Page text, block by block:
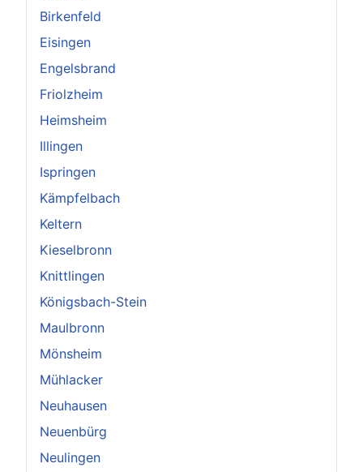
Birkenfeld
Eisingen
Engelsbrand
Friolzheim
Heimsheim
Illingen
Ispringen
Kämpfelbach
Keltern
Kieselbronn
Knittlingen
Königsbach-Stein
Maulbronn
Mönsheim
Mühlacker
Neuhausen
Neuenbürg
Neulingen